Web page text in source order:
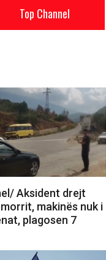
Top Channel
Aksident drejt
makinës nuk i
plagosen 7